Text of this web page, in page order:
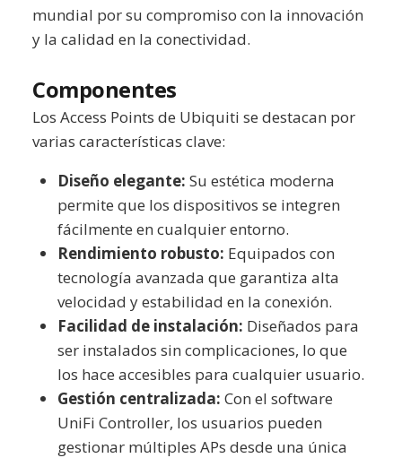
mundial por su compromiso con la innovación
y la calidad en la conectividad.
Componentes
Los Access Points de Ubiquiti se destacan por
varias características clave:
Diseño elegante: Su estética moderna
permite que los dispositivos se integren
fácilmente en cualquier entorno.
Rendimiento robusto: Equipados con
tecnología avanzada que garantiza alta
velocidad y estabilidad en la conexión.
Facilidad de instalación: Diseñados para
ser instalados sin complicaciones, lo que
los hace accesibles para cualquier usuario.
Gestión centralizada: Con el software
UniFi Controller, los usuarios pueden
gestionar múltiples APs desde una única